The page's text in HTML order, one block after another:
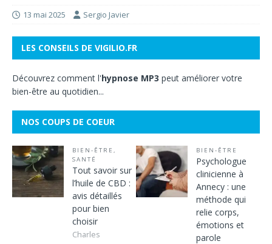
13 mai 2025 Sergio Javier
LES CONSEILS DE VIGILIO.FR
Découvrez comment l'hypnose MP3 peut améliorer votre
bien-être au quotidien...
NOS COUPS DE COEUR
BIEN-ÊTRE ,
SANTÉ
Tout savoir sur
l’huile de CBD :
avis détaillés
pour bien
choisir
Charles
BIEN-ÊTRE
Psychologue
clinicienne à
Annecy : une
méthode qui
relie corps,
émotions et
parole